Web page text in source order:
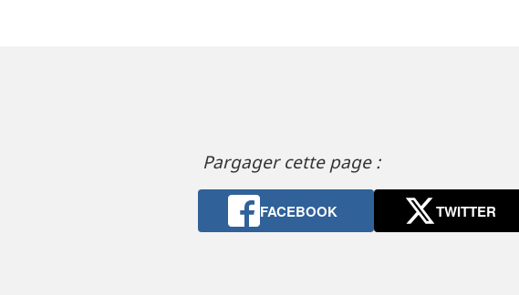
Pargager cette page :
FACEBOOK TWITTER